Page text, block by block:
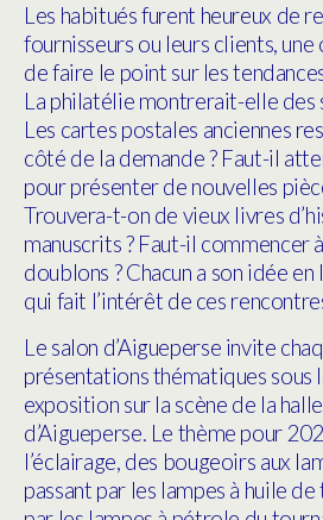
Les habitués furent heureux de
fournisseurs ou leurs clients,
de faire le point sur les
La philatélie montrerait-elle des
Les cartes postales anciennes
côté de la demande ? Faut-il
pour présenter de nouvelles
Trouvera-t-on de vieux livres
manuscrits ? Faut-il commencer
doublons ? Chacun a son idée
qui fait l’intérêt de ces
Le salon d’Aigueperse invite
présentations thématiques sous
exposition sur la scène de la
d’Aigueperse. Le thème pour
l’éclairage, des bougeoirs aux
passant par les lampes à huile